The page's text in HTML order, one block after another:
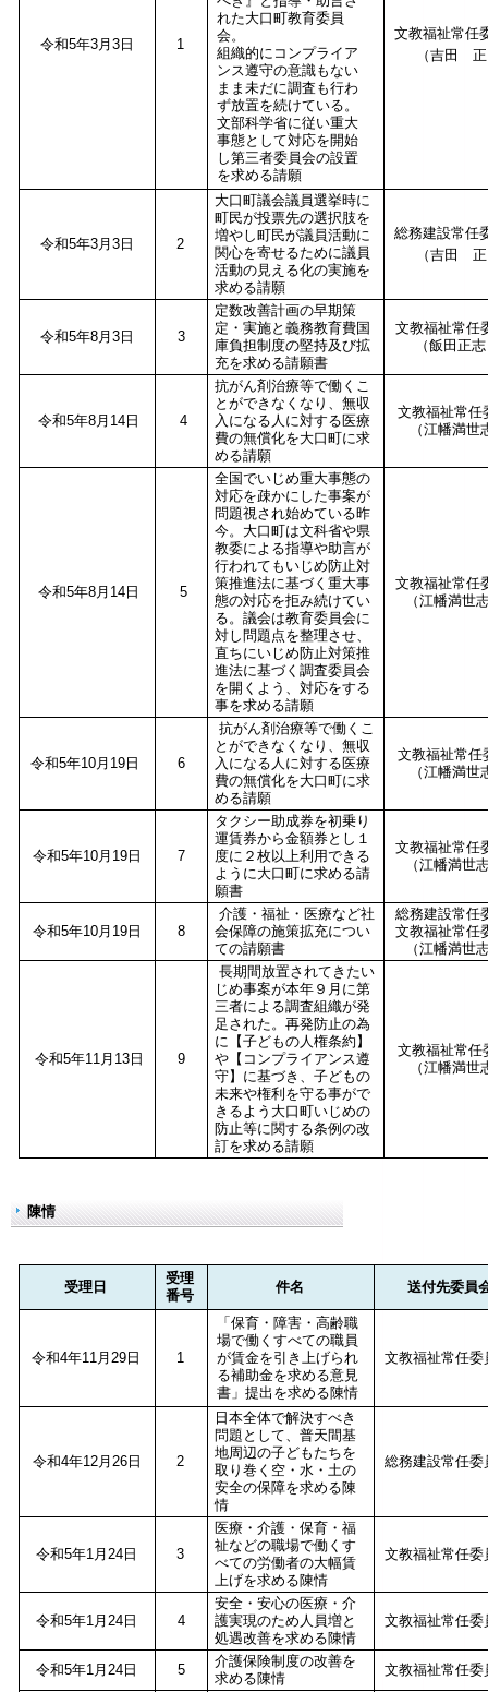
令和5年3月3日 1
れた大口町教育委員
会。
組織的にコンプライア
ンス遵守の意識もない
まま未だに調査も行わ
ず放置を続けている。
文部科学省に従い重大
事態として対応を開始
し第三者委員会の設置
を求める請願
文教福祉常任
（吉田
令和5年3月3日 2
大口町議会議員選挙時に
町民が投票先の選択肢を
増やし町民が議員活動に
関心を寄せるために議員
活動の見える化の実施を
求める請願
総務建設常任
（吉田
令和5年8月3日 3
定数改善計画の早期策
定・実施と義務教育費国
庫負担制度の堅持及び拡
充を求める請願書
文教福祉常任
（飯田正
令和5年8月14日 4
抗がん剤治療等で働くこ
とができなくなり、無収
入になる人に対する医療
費の無償化を大口町に求
める請願
文教福祉常任
（江幡満世
令和5年8月14日 5
全国でいじめ重大事態の
対応を疎かにした事案が
問題視され始めている昨
今。大口町は文科省や県
教委による指導や助言が
行われてもいじめ防止対
策推進法に基づく重大事
態の対応を拒み続けてい
る。議会は教育委員会に
対し問題点を整理させ、
直ちにいじめ防止対策推
進法に基づく調査委員会
を開くよう、対応をする
事を求める請願
文教福祉常任
（江幡満世
令和5年10月19日 6
抗がん剤治療等で働くこ
とができなくなり、無収
入になる人に対する医療
費の無償化を大口町に求
める請願
文教福祉常任
（江幡満世
令和5年10月19日 7
タクシー助成券を初乗り
運賃券から金額券とし１
度に２枚以上利用できる
ように大口町に求める請
願書
文教福祉常任
（江幡満世
令和5年10月19日 8
介護・福祉・医療など社
会保障の施策拡充につい
ての請願書
総務建設常任
文教福祉常任
（江幡満世
令和5年11月13日 9
長期間放置されてきたい
じめ事案が本年９月に第
三者による調査組織が発
足された。再発防止の為
に【子どもの人権条約】
や【コンプライアンス遵
守】に基づき、子どもの
未来や権利を守る事がで
きるよう大口町いじめの
防止等に関する条例の改
訂を求める請願
文教福祉常任
（江幡満世
陳情
受理日
受理
番号
件名 送付先委員
令和4年11月29日 1
「保育・障害・高齢職
場で働くすべての職員
が賃金を引き上げられ
る補助金を求める意見
書」提出を求める陳情
文教福祉常任委
令和4年12月26日 2
日本全体で解決すべき
問題として、普天間基
地周辺の子どもたちを
取り巻く空・水・土の
安全の保障を求める陳
情
総務建設常任委
令和5年1月24日 3
医療・介護・保育・福
祉などの職場で働くす
べての労働者の大幅賃
上げを求める陳情
文教福祉常任委
令和5年1月24日 4
安全・安心の医療・介
護実現のため人員増と
処遇改善を求める陳情
文教福祉常任委
令和5年1月24日 5
介護保険制度の改善を
求める陳情
文教福祉常任委